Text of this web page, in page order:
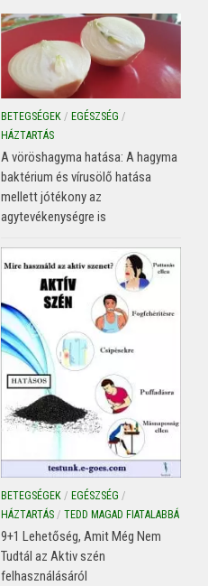
BETEGSÉGEK / EGÉSZSÉG /
HÁZTARTÁS
A vöröshagyma hatása: A hagyma
baktérium és vírusölő hatása
mellett jótékony az
agytevékenységre is
BETEGSÉGEK / EGÉSZSÉG /
HÁZTARTÁS / TEDD MAGAD FIATALABBÁ
9+1 Lehetőség, Amit Még Nem
Tudtál az Aktiv szén
felhasználásáról